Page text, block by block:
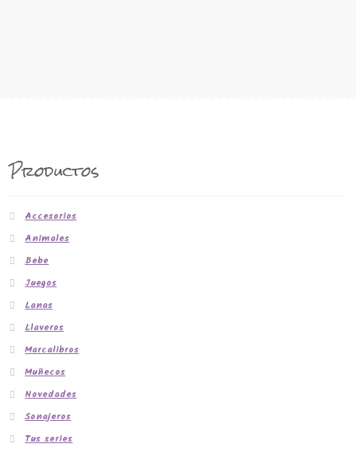
Productos
Accesorios
Animales
Bebe
Juegos
Lanas
Llaveros
Marcalibros
Muñecos
Novedades
Sonajeros
Tus series